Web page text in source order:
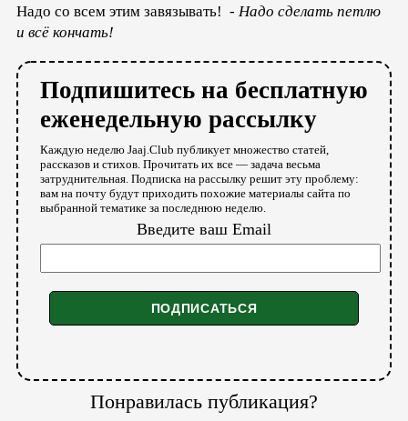
Надо со всем этим завязывать! - Надо сделать петлю
и всё кончать!
Подпишитесь на бесплатную
еженедельную рассылку
Каждую неделю Jaaj.Club публикует множество статей,
рассказов и стихов. Прочитать их все — задача весьма
затруднительная. Подписка на рассылку решит эту проблему:
вам на почту будут приходить похожие материалы сайта по
выбранной тематике за последнюю неделю.
Введите ваш Email
Понравилась публикация?